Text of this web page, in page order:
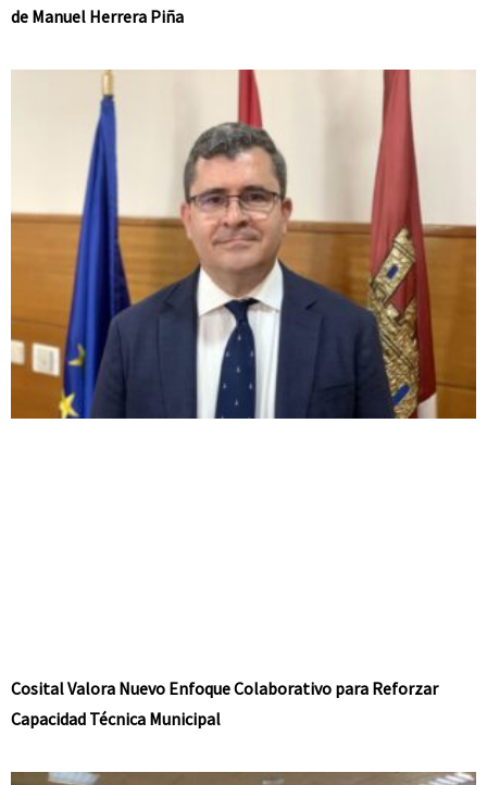
de Manuel Herrera Piña
Cosital Valora Nuevo Enfoque Colaborativo para Reforzar
Capacidad Técnica Municipal